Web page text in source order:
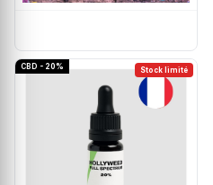
Stock limité
CBD - 20%